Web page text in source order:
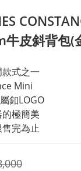
牛皮斜背包
式之一
Mini
釦LOGO
極簡美
完為止